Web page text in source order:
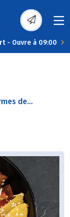
- Ouvre à 09:00
de...